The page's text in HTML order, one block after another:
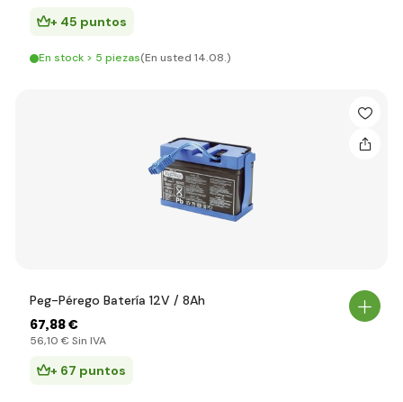
+ 45 puntos
En stock > 5 piezas(En usted 14.08.)
Peg-Pérego Batería 12V / 8Ah
67,88 €
56,10 € Sin IVA
+ 67 puntos